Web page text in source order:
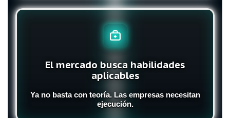
El mercado busca habilidades
aplicables
Ya no basta con teoría. Las empresas necesitan
ejecución.